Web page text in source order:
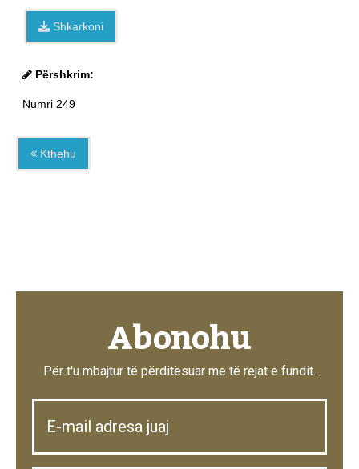
Shkarkoni
Përshkrim:
Numri 249
Kthehu
Abonohu
Për t'u mbajtur të përditësuar me të rejat e fundit.